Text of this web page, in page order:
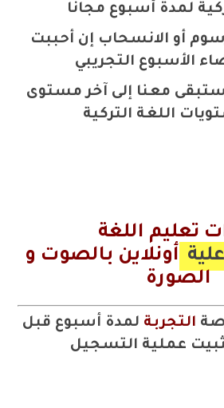
لمدة أسبوع مجانا
أو الانسحاب إن أحببت
الأسبوع التجريبي
ستبقى معنا إلى آخر مستوى
اللغة التركية
تعليم اللغة
أونلاين بالصوت و
الصورة
التجربة لمدة أسبوع قبل
عملية التسجيل